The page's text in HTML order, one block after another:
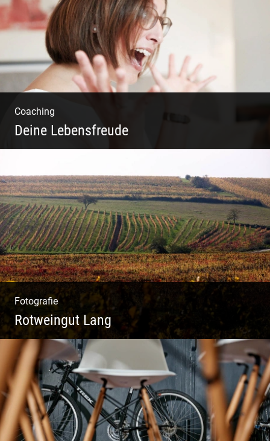
Coaching
Deine Lebensfreude
zurück
Fotografie
Rotweingut Lang
Rotweine aus Österreich | Genussvolle
Weinprobe | Herbstliche Weinberge | Uriger
Weinkeller